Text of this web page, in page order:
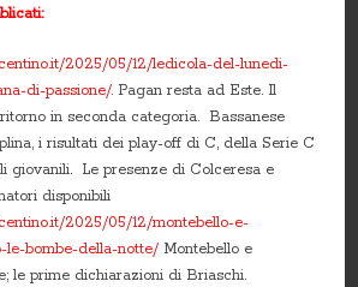
2025/05/12/ledicola-del-lunedi-
di-passione/. Pagan resta ad Este. Il
in seconda categoria. Bassanese
i risultati dei play-off di C, della Serie C
giovanili. Le presenze di Colceresa e
disponibili
2025/05/12/montebello-e-
le-bombe-della-notte/ Montebello e
le prime dichiarazioni di Briaschi.